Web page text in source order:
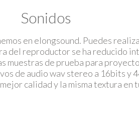
Sonidos
en elongsound. Puedes
del reproductor se ha reducido
muestras de prueba para
de audio wav stereo a 16bits y
calidad y la misma textura en